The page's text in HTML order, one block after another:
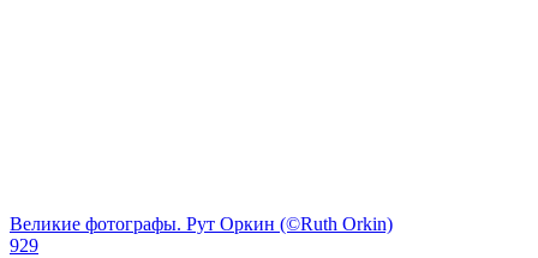
Великие фотографы. Рут Оркин (©Ruth Orkin)
929